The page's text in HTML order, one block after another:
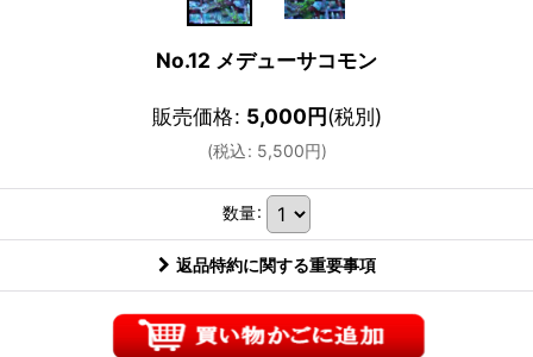
No.12 メデューサコモン
販売価格: 5,000円(税別)
(税込: 5,500円)
数量:
返品特約に関する重要事項